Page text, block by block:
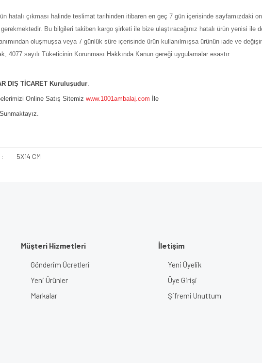
hatalı çıkması halinde teslimat tarihinden itibaren en geç 7 gün içerisinde sayfamızdaki
Bu bilgileri takiben kargo şirketi ile bize ulaştıracağınız hatalı ürün yenisi ile
oluşmuşsa veya 7 günlük süre içerisinde ürün kullanılmışsa ürünün iade ve
4077 sayılı Tüketicinin Korunması Hakkında Kanun gereği uygulamalar esastır.
DIŞ TİCARET Kuruluşudur.
Online Satış Sitemiz www.1001ambalaj.com İle
: 5X14 CM
Müşteri Hizmetleri
Gönderim Ücretleri
Yeni Ürünler
Markalar
İletişim
Yeni Üyelik
Üye Girişi
Şifremi Unuttum